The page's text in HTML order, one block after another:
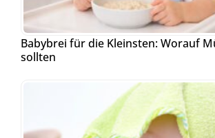
Babybrei für die Kleinsten: Worauf
sollten